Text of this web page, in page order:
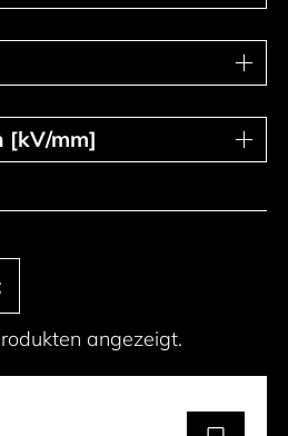
angezeigt.
[kV/mm]
[kV/mm]